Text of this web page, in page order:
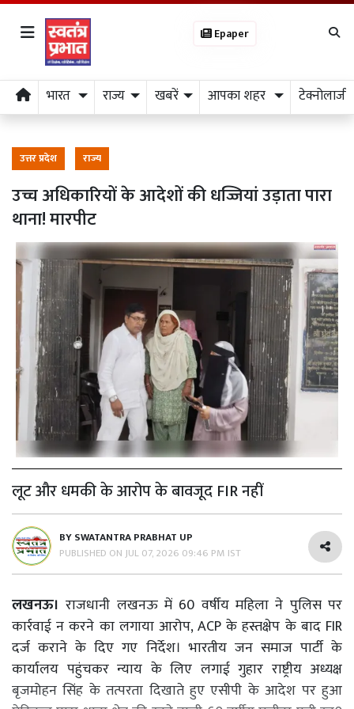
Epaper
भारत राज्य खबरें आपका शहर टेक्नोलाजी
उत्तर प्रदेश राज्य
उच्च अधिकारियों के आदेशों की धज्जियां उड़ाता पारा
थाना! मारपीट
लूट और धमकी के आरोप के बावजूद FIR नहीं
BYSWATANTRA PRABHAT UP
PUBLISHED ONJUL 07, 2026 09:46 PM IST
लखनऊ।राजधानी लखनऊ में 60 वर्षीय महिला ने पुलिस पर
कार्रवाई न करने का लगाया आरोप, ACP के हस्तक्षेप के बाद FIR
दर्ज कराने के दिए गए निर्देश। भारतीय जन समाज पार्टी के
कार्यालय पहुंचकर न्याय के लिए लगाई गुहार राष्ट्रीय अध्यक्ष
बृजमोहन सिंह के तत्परता दिखाते हुए एसीपी के आदेश पर हुआ